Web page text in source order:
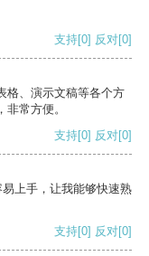
支持[0] 反对[0]
格、演示文稿等各个方
常方便。
支持[0] 反对[0]
上手，让我能够快速熟
支持[0] 反对[0]